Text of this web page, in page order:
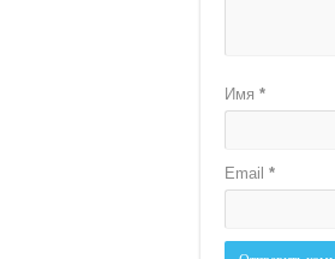
Имя *
Email *